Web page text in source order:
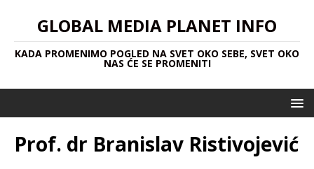
GLOBAL MEDIA PLANET INFO
KADA PROMENIMO POGLED NA SVET OKO SEBE, SVET OKO
NAS ĆE SE PROMENITI
Prof. dr Branislav Ristivojević